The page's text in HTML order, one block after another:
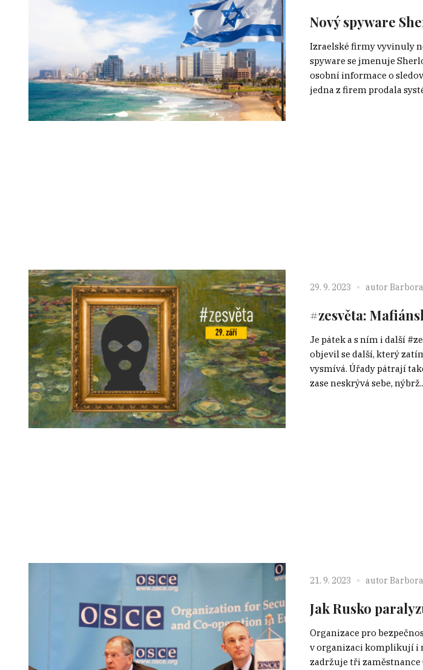
Nový spyware
Izraelské firmy vyvinuly
spyware se jmenuje
osobní informace o
jedna z firem prodala
29. 9. 2023 autor
#zesvěta:
Je pátek a s ním i další
objevil se další, který
vysmívá. Úřady pátrají
zase neskrývá sebe,
21. 9. 2023 autor
Jak Rusko
Organizace pro
v organizaci komplikují i
zadržuje tři zaměstnance